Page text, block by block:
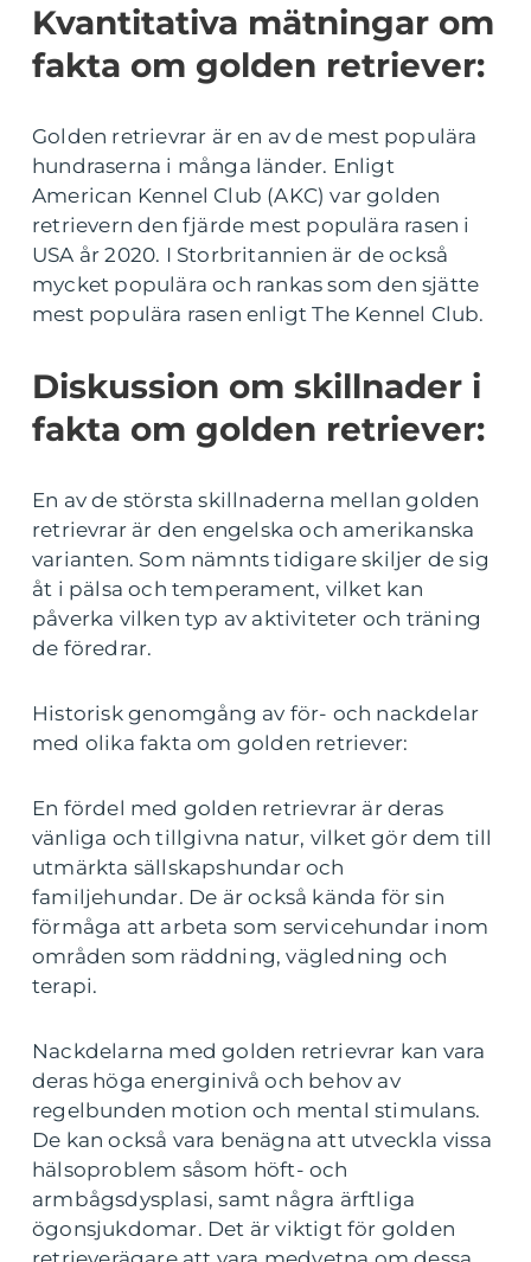
Kvantitativa mätningar om
fakta om golden retriever:
Golden retrievrar är en av de mest populära
hundraserna i många länder. Enligt
American Kennel Club (AKC) var golden
retrievern den fjärde mest populära rasen i
USA år 2020. I Storbritannien är de också
mycket populära och rankas som den sjätte
mest populära rasen enligt The Kennel Club.
Diskussion om skillnader i
fakta om golden retriever:
En av de största skillnaderna mellan golden
retrievrar är den engelska och amerikanska
varianten. Som nämnts tidigare skiljer de sig
åt i pälsa och temperament, vilket kan
påverka vilken typ av aktiviteter och träning
de föredrar.
Historisk genomgång av för- och nackdelar
med olika fakta om golden retriever:
En fördel med golden retrievrar är deras
vänliga och tillgivna natur, vilket gör dem till
utmärkta sällskapshundar och
familjehundar. De är också kända för sin
förmåga att arbeta som servicehundar inom
områden som räddning, vägledning och
terapi.
Nackdelarna med golden retrievrar kan vara
deras höga energinivå och behov av
regelbunden motion och mental stimulans.
De kan också vara benägna att utveckla vissa
hälsoproblem såsom höft- och
armbågsdysplasi, samt några ärftliga
ögonsjukdomar. Det är viktigt för golden